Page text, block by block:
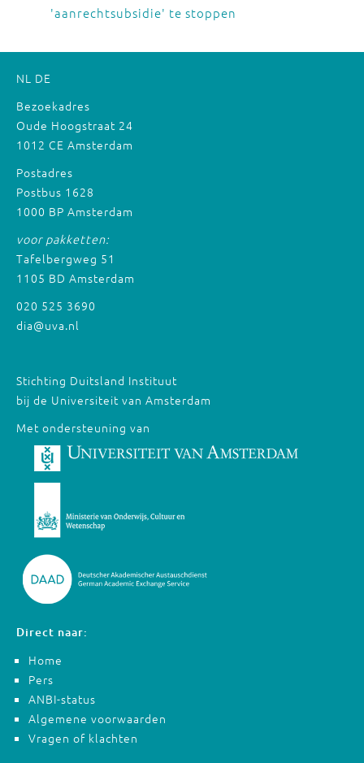
'aanrechtsubsidie' te stoppen
NL DE
Bezoekadres
Oude Hoogstraat 24
1012 CE Amsterdam
Postadres
Postbus 1628
1000 BP Amsterdam
voor pakketten:
Tafelbergweg 51
1105 BD Amsterdam
020 525 3690
dia@uva.nl
Stichting Duitsland Instituut
bij de Universiteit van Amsterdam
Met ondersteuning van
Direct naar:
Home
Pers
ANBI-status
Algemene voorwaarden
Vragen of klachten